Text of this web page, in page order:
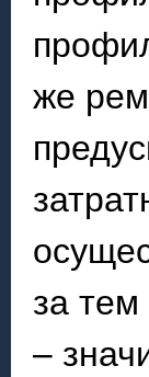
же
за
–